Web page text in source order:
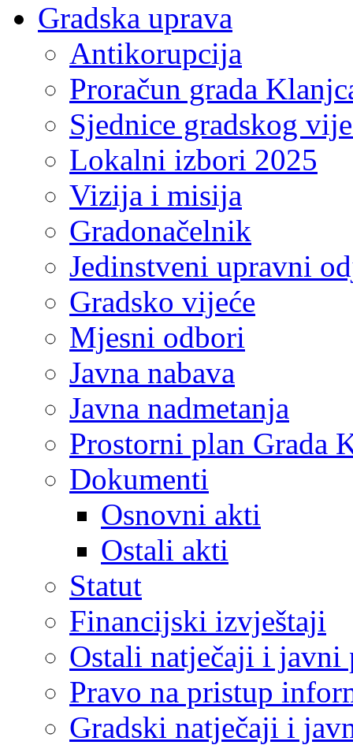
Gradska uprava
Antikorupcija
Proračun grada
Sjednice gradskog
Lokalni izbori 2025
Vizija i misija
Gradonačelnik
Jedinstveni upravni
Gradsko vijeće
Mjesni odbori
Javna nabava
Javna nadmetanja
Prostorni plan Grada
Dokumenti
Osnovni akti
Ostali akti
Statut
Financijski izvještaji
Ostali natječaji i javni
Pravo na pristup
Gradski natječaji i